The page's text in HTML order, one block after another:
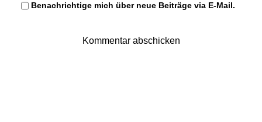
Benachrichtige mich über neue Beiträge via E-Mail.